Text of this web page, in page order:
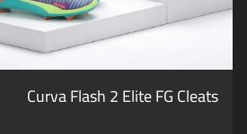
Curva Flash 2 Elite FG Cleats